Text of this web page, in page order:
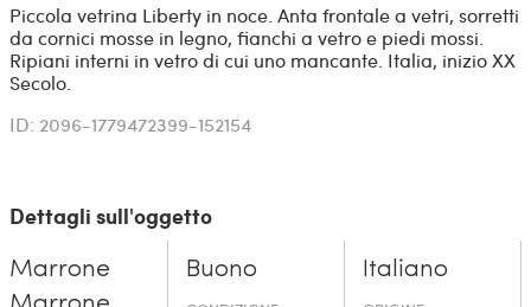
Piccola vetrina Liberty in noce. Anta frontale a vetri, sorretti
da cornici mosse in legno, fianchi a vetro e piedi mossi.
Ripiani interni in vetro di cui uno mancante. Italia, inizio XX
Secolo.
ID: 2096-1779472399-152154
Dettagli sull'oggetto
Marrone
Buono Italiano